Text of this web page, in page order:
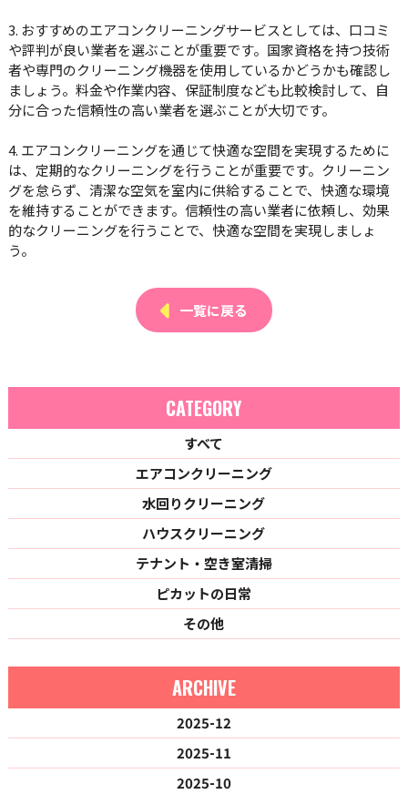
3. おすすめのエアコンクリーニングサービスとしては、口コミ
や評判が良い業者を選ぶことが重要です。国家資格を持つ技術
者や専門のクリーニング機器を使用しているかどうかも確認し
ましょう。料金や作業内容、保証制度なども比較検討して、自
分に合った信頼性の高い業者を選ぶことが大切です。
4. エアコンクリーニングを通じて快適な空間を実現するために
は、定期的なクリーニングを行うことが重要です。クリーニン
グを怠らず、清潔な空気を室内に供給することで、快適な環境
を維持することができます。信頼性の高い業者に依頼し、効果
的なクリーニングを行うことで、快適な空間を実現しましょ
う。
一覧に戻る
CATEGORY
すべて
エアコンクリーニング
水回りクリーニング
ハウスクリーニング
テナント・空き室清掃
ピカットの日常
その他
ARCHIVE
2025-12
2025-11
2025-10